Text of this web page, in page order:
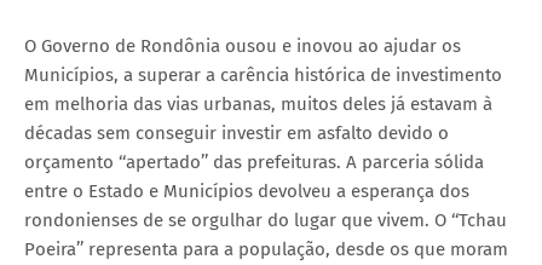
O Governo de Rondônia ousou e inovou ao ajudar os
Municípios, a superar a carência histórica de investimento
em melhoria das vias urbanas, muitos deles já estavam à
décadas sem conseguir investir em asfalto devido o
orçamento ‘‘apertado’’ das prefeituras. A parceria sólida
entre o Estado e Municípios devolveu a esperança dos
rondonienses de se orgulhar do lugar que vivem. O ‘‘Tchau
Poeira’’ representa para a população, desde os que moram